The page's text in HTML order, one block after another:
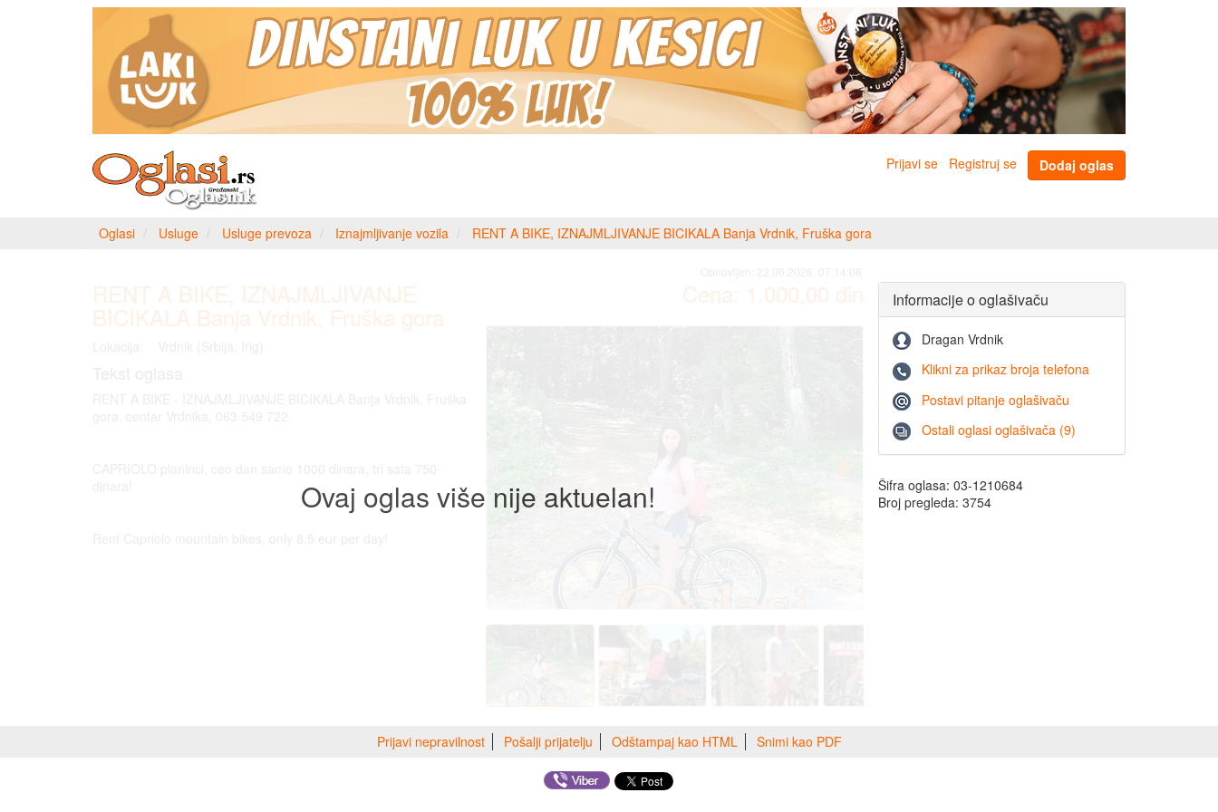
Prijavi se Registruj se Dodaj oglas
Oglasi Usluge Usluge prevoza Iznajmljivanje vozila RENT A BIKE, IZNAJMLJIVANJE BICIKALA Banja Vrdnik, Fruška gora
RENT A BIKE, IZNAJMLJIVANJE
BICIKALA Banja Vrdnik, Fruška gora
Cena: 1.000,00 din
Ovaj oglas više nije aktuelan!
Informacije o oglašivaču
Dragan Vrdnik
Klikni za prikaz broja telefona
Postavi pitanje oglašivaču
Ostali oglasi oglašivača (9)
Šifra oglasa: 03-1210684
Broj pregleda: 3754
Prijavi nepravilnost Pošalji prijatelju Odštampaj kao HTML Snimi kao PDF